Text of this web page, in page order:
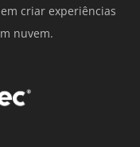
criar experiências
nuvem.